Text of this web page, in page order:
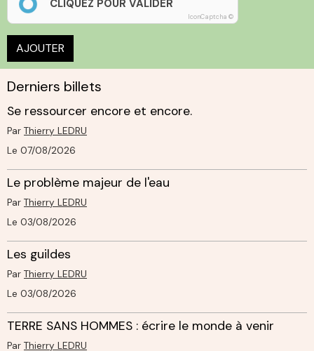
CLIQUEZ POUR VALIDER
IconCaptcha ©
AJOUTER
Derniers billets
Se ressourcer encore et encore.
Par Thierry LEDRU
Le 07/08/2026
Le problème majeur de l'eau
Par Thierry LEDRU
Le 03/08/2026
Les guildes
Par Thierry LEDRU
Le 03/08/2026
TERRE SANS HOMMES : écrire le monde à venir
Par Thierry LEDRU